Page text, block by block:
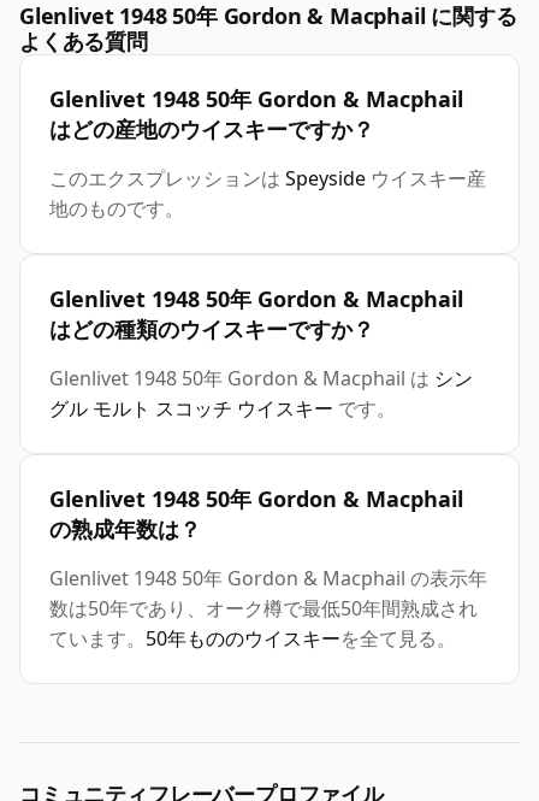
Glenlivet 1948 50年 Gordon & Macphail に関する
よくある質問
Glenlivet 1948 50年 Gordon & Macphail
はどの産地のウイスキーですか？
このエクスプレッションは Speyside ウイスキー産
地のものです。
Glenlivet 1948 50年 Gordon & Macphail
はどの種類のウイスキーですか？
Glenlivet 1948 50年 Gordon & Macphail は シン
グル モルト スコッチ ウイスキー です。
Glenlivet 1948 50年 Gordon & Macphail
の熟成年数は？
Glenlivet 1948 50年 Gordon & Macphail の表示年
数は50年であり、オーク樽で最低50年間熟成され
ています。 50年もののウイスキーを全て見る。
コミュニティフレーバープロファイル